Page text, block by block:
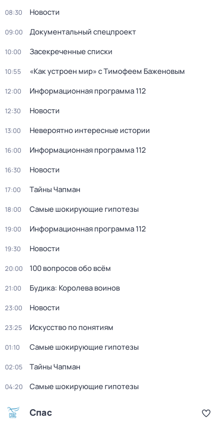
08:30 Новости
09:00 Документальный спецпроект
10:00 Заcекрeченные списки
10:55 «Как устроен мир» с Тимофеем Баженовым
12:00 Информационная программа 112
12:30 Новости
13:00 Невероятно интересные истории
16:00 Информационная программа 112
16:30 Новости
17:00 Тaйны Чапман
18:00 Самые шoкиpующие гипотезы
19:00 Информационная программа 112
19:30 Новости
20:00 100 вопросов обо всём
21:00 Будика: Королева воинов
23:00 Новости
23:25 Искусство по понятиям
01:10 Самые шoкиpующие гипотезы
02:05 Тaйны Чапман
04:20 Самые шoкиpующие гипотезы
Спас